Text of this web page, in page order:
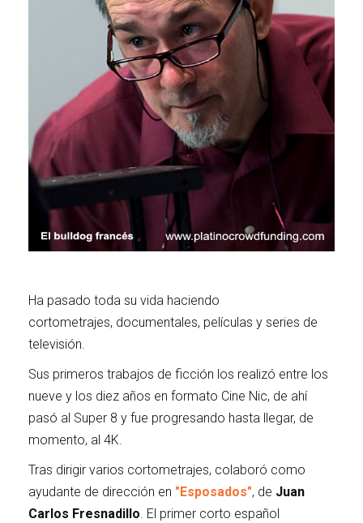
Ha pasado toda su vida haciendo
cortometrajes, documentales, películas y series de
televisión.
Sus primeros trabajos de ficción los realizó entre los
nueve y los diez años en formato Cine Nic, de ahí
pasó al Super 8 y fue progresando hasta llegar, de
momento, al 4K.
Tras dirigir varios cortometrajes, colaboró como
ayudante de dirección en "Esposados", de Juan
Carlos Fresnadillo. El primer corto español